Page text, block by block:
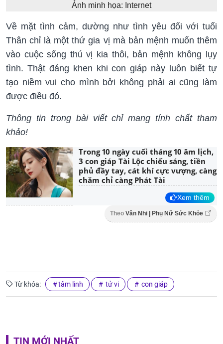
Ảnh minh họa: Internet
Về mặt tình cảm, dường như tình yêu đối với tuổi
Thân chỉ là một thứ gia vị mà bản mệnh muốn thêm
vào cuộc sống thú vị kia thôi, bản mệnh không lụy
tình. Thật đáng khen khi con giáp này luôn biết tự
tạo niềm vui cho mình bởi không phải ai cũng làm
được điều đó.
Thông tin trong bài viết chỉ mang tính chất tham
khảo!
Trong 10 ngày cuối tháng 10 âm lịch,
3 con giáp Tài Lộc chiếu sáng, tiền
phủ đầy tay, cát khí cực vượng, càng
chăm chỉ càng Phát Tài
Xem thêm
Theo Vân Nhi | Phụ Nữ Sức Khỏe
Từ khóa: tâm linh tử vi con giáp
TIN MỚI NHẤT